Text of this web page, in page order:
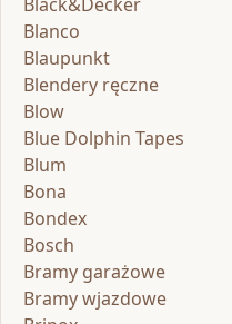
Blanco
Blaupunkt
Blendery ręczne
Blow
Blue Dolphin Tapes
Blum
Bona
Bondex
Bosch
Bramy garażowe
Bramy wjazdowe